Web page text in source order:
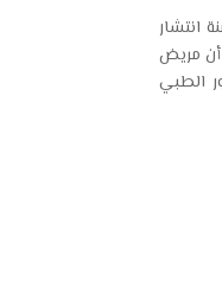
انتشار
أن مريض
الطبي